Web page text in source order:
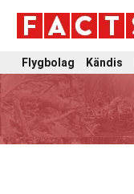
Flygbolag Kändis